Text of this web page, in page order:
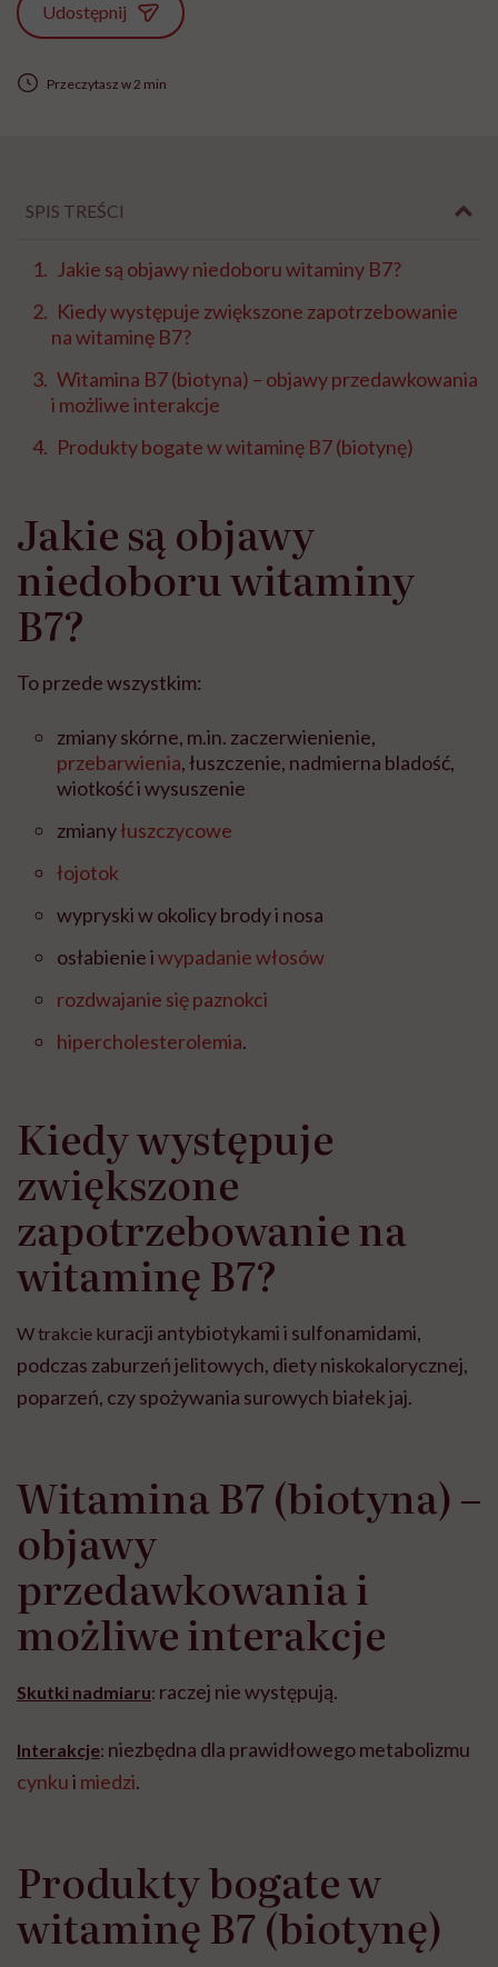
Udostępnij
Przeczytasz w 2 min
SPIS TREŚCI
Jakie są objawy niedoboru witaminy B7?
Kiedy występuje zwiększone zapotrzebowanie
na witaminę B7?
Witamina B7 (biotyna) – objawy przedawkowania
i możliwe interakcje
Produkty bogate w witaminę B7 (biotynę)
Jakie są objawy
niedoboru witaminy
B7?
To przede wszystkim:
zmiany skórne, m.in. zaczerwienienie,
przebarwienia, łuszczenie, nadmierna bladość,
wiotkość i wysuszenie
zmianyłuszczycowe
łojotok
wypryski w okolicy brody i nosa
osłabienie iwypadanie włosów
rozdwajanie się paznokci
hipercholesterolemia.
Kiedy występuje
zwiększone
zapotrzebowanie na
witaminę B7?
W trakcie kuracji antybiotykami i sulfonamidami,
podczas zaburzeń jelitowych, diety niskokalorycznej,
poparzeń, czy spożywania surowych białek jaj.
Witamina B7 (biotyna) –
objawy
przedawkowania i
możliwe interakcje
Skutki nadmiaru: raczej nie występują.
Interakcje: niezbędna dla prawidłowego metabolizmu
cynkui miedzi.
Produkty bogate w
witaminę B7 (biotynę)